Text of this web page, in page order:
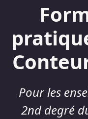
Pour les
2nd degré